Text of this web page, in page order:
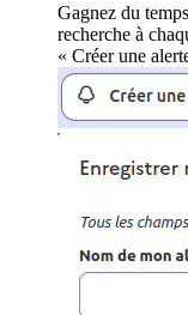
Gagnez du
recherche à
« Créer une